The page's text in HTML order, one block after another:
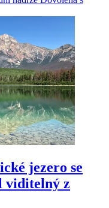
jezero se
viditelný z